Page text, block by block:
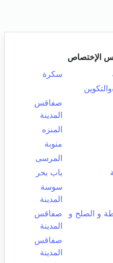
الإختصاص
سكرة
صفاقس
المدينة
المنزه
منوبة
المرسى
باب بحر
سوسة
المدينة
و الصلح و
صفاقس
المدينة
صفاقس
المدينة